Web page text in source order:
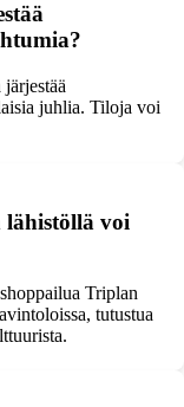
juhlia. Tiloja voi
voi
Triplan
tutustua